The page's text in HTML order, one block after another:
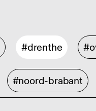
#drenthe
#noord-brabant